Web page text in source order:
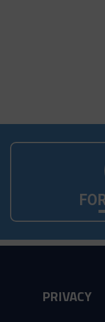
PRIVACY